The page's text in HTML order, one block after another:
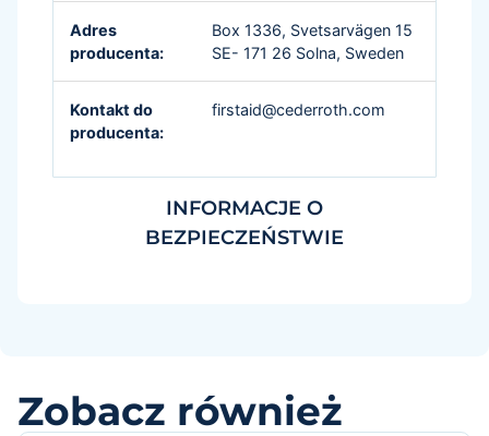
INFORMACJE O
BEZPIECZEŃSTWIE
Adres
producenta:
Box 1336, Svetsarvägen 15
SE- 171 26 Solna, Sweden
Kontakt do
producenta:
firstaid@cederroth.com
Zobacz również